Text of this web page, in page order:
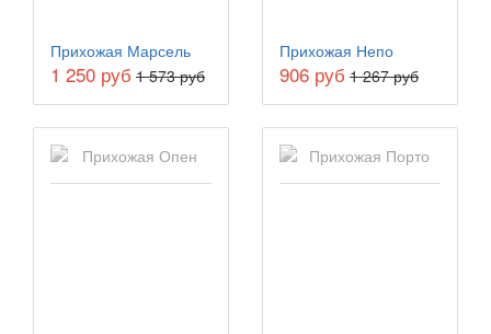
Прихожая Марсель
1 250 руб 1 573 руб
Прихожая Непо
906 руб 1 267 руб